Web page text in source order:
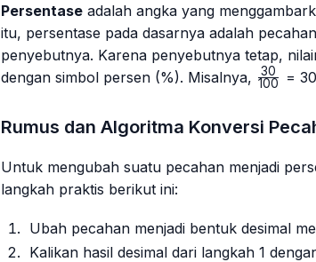
Persentase adalah angka yang
itu, persentase pada dasarnya adalah
penyebutnya. Karena penyebutnya tetap,
dengan simbol persen (%). Misalnya, 100
30 =
Rumus dan Algoritma Konversi
Untuk mengubah suatu pecahan menjadi
langkah praktis berikut ini:
Ubah pecahan menjadi bentuk desimal
Kalikan hasil desimal dari langkah 1